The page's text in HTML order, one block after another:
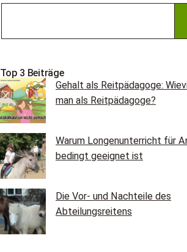
Top 3 Beiträge
Gehalt als Reitpädagoge:
man als Reitpädagoge?
Warum Longenunterricht für
bedingt geeignet ist
Die Vor- und Nachteile des
Abteilungsreitens